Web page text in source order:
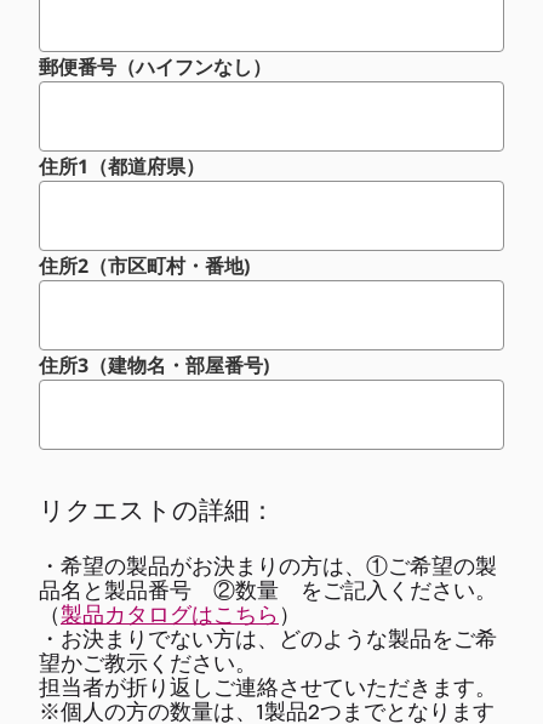
郵便番号（ハイフンなし）
住所1（都道府県）
住所2（市区町村・番地)
住所3（建物名・部屋番号)
リクエストの詳細：
・希望の製品がお決まりの方は、①ご希望の製
品名と製品番号 ②数量 をご記入ください。
（ 製品カタログはこちら ）
・お決まりでない方は、どのような製品をご希
望かご教示ください。
担当者が折り返しご連絡させていただきます。
※個人の方の数量は、1製品2つまでとなります